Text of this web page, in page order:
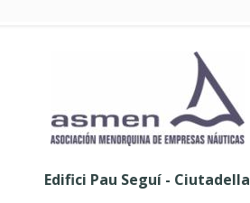
Edifici Pau Seguí - Ciutadella